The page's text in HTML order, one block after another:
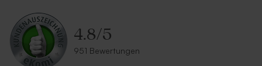
4.8/5
951 Bewertungen